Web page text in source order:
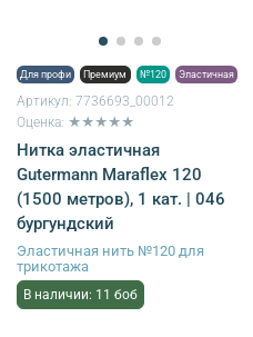
Для профи Премиум №120 Эластичная
Артикул: 7736693_00012
Оценка: ★★★★★
Нитка эластичная
Gutermann Maraflex 120
(1500 метров), 1 кат. | 046
бургундский
Эластичная нить №120 для
трикотажа
В наличии: 11 боб